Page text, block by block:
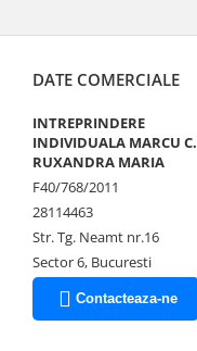
DATE COMERCIALE
INTREPRINDERE
INDIVIDUALA MARCU C.
RUXANDRA MARIA
F40/768/2011
28114463
Str. Tg. Neamt nr.16
Sector 6, Bucuresti
Contacteaza-ne